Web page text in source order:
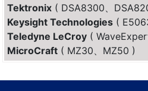
Tektronix ( DSA8300、
Keysight Technologies (
Teledyne LeCroy (
MicroCraft ( MZ30、MZ50 )